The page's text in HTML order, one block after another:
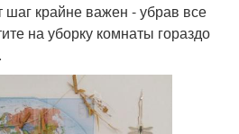
крайне важен - убрав все
на уборку комнаты гораздо